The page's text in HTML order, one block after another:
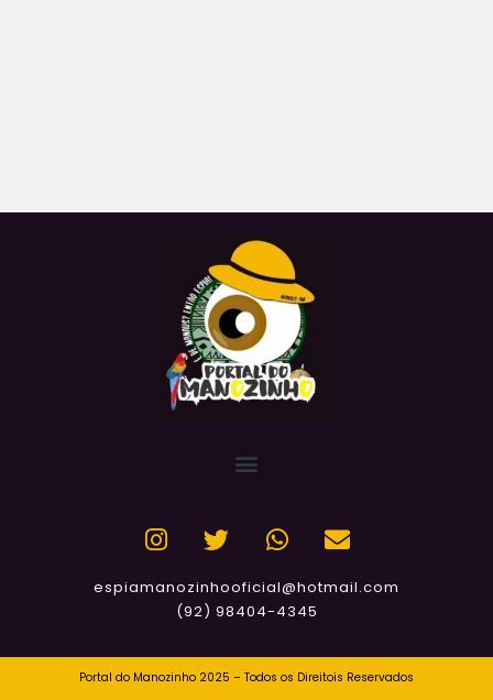
espiamanozinhooficial@hotmail.com
(92) 98404-4345
Portal do Manozinho 2025 – Todos os Direitois Reservados